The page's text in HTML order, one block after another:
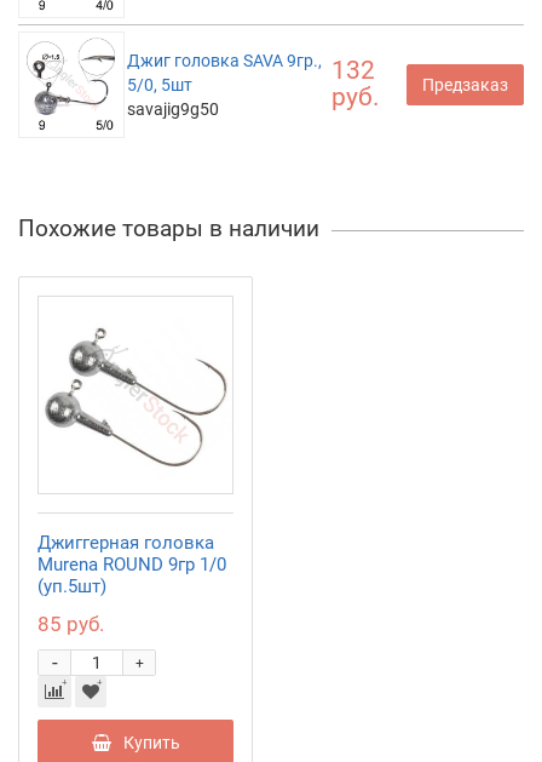
Джиг головка SAVA 9гр.,
5/0, 5шт
savajig9g50
132
руб.
Предзаказ
Похожие товары в наличии
Джиггерная головка
Murena ROUND 9гр 1/0
(уп.5шт)
85 руб.
+
-
Купить